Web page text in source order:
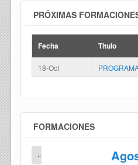
PRÓXIMAS
Fecha Titulo
18-Oct
FORMACIONES
«